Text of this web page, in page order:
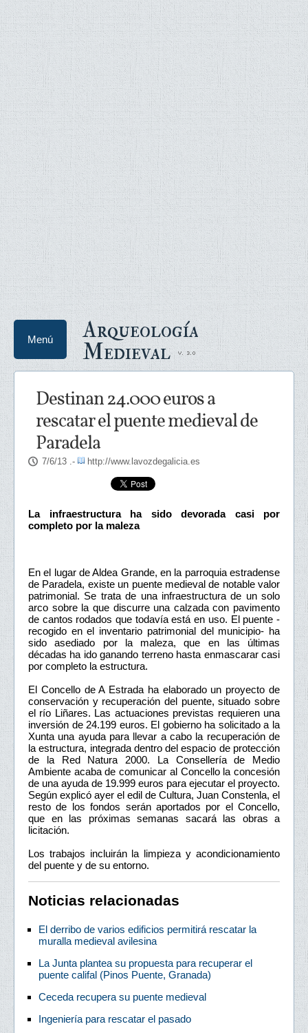
Arqueología
Medieval
Menú
Destinan 24.000 euros a
rescatar el puente medieval de
Paradela
7/6/13 .- http://www.lavozdegalicia.es
La infraestructura ha sido devorada casi por
completo por la maleza
En el lugar de Aldea Grande, en la parroquia estradense
de Paradela, existe un puente medieval de notable valor
patrimonial. Se trata de una infraestructura de un solo
arco sobre la que discurre una calzada con pavimento
de cantos rodados que todavía está en uso. El puente -
recogido en el inventario patrimonial del municipio- ha
sido asediado por la maleza, que en las últimas
décadas ha ido ganando terreno hasta enmascarar casi
por completo la estructura.
El Concello de A Estrada ha elaborado un proyecto de
conservación y recuperación del puente, situado sobre
el río Liñares. Las actuaciones previstas requieren una
inversión de 24.199 euros. El gobierno ha solicitado a la
Xunta una ayuda para llevar a cabo la recuperación de
la estructura, integrada dentro del espacio de protección
de la Red Natura 2000. La Consellería de Medio
Ambiente acaba de comunicar al Concello la concesión
de una ayuda de 19.999 euros para ejecutar el proyecto.
Según explicó ayer el edil de Cultura, Juan Constenla, el
resto de los fondos serán aportados por el Concello,
que en las próximas semanas sacará las obras a
licitación.
Los trabajos incluirán la limpieza y acondicionamiento
del puente y de su entorno.
Noticias relacionadas
El derribo de varios edificios permitirá rescatar la
muralla medieval avilesina
La Junta plantea su propuesta para recuperar el
puente califal (Pinos Puente, Granada)
Ceceda recupera su puente medieval
Ingeniería para rescatar el pasado